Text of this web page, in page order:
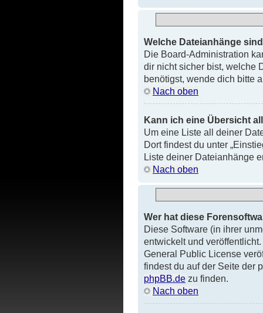
Welche Dateianhänge
Die Board-Administration
dir nicht sicher bist, welche
benötigst, wende dich bitte
Nach oben
Kann ich eine Übersicht
Um eine Liste all deiner
Dort findest du unter
Liste deiner Dateianhänge
Nach oben
Wer hat diese
Diese Software (in ihrer
entwickelt und
General Public License
findest du auf der Seite der
phpBB.de zu finden.
Nach oben